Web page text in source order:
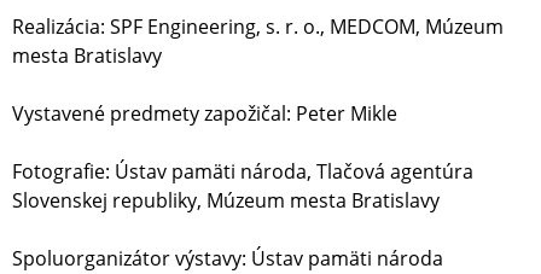
Realizácia: SPF Engineering, s. r. o., MEDCOM, Múzeum
mesta Bratislavy
Vystavené predmety zapožičal: Peter Mikle
Fotografie: Ústav pamäti národa, Tlačová agentúra
Slovenskej republiky, Múzeum mesta Bratislavy
Spoluorganizátor výstavy: Ústav pamäti národa